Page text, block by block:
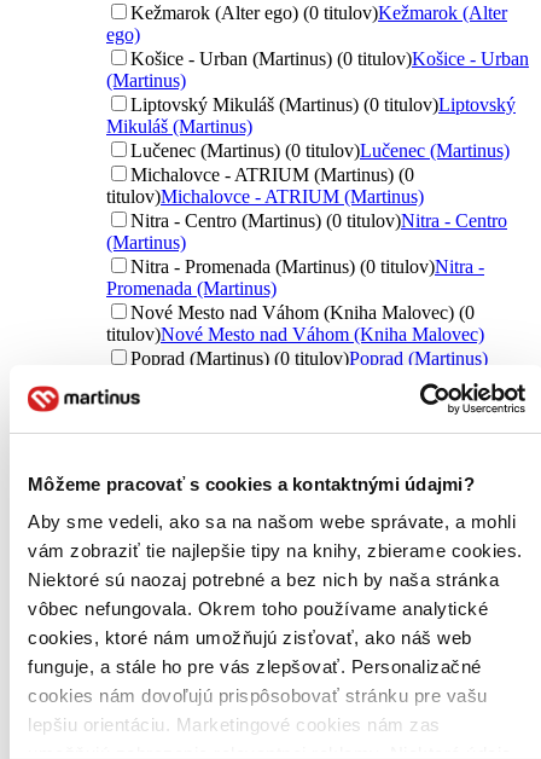
Môžeme pracovať s cookies a kontaktnými údajmi?
Aby sme vedeli, ako sa na našom webe správate, a mohli
vám zobraziť tie najlepšie tipy na knihy, zbierame cookies.
Niektoré sú naozaj potrebné a bez nich by naša stránka
vôbec nefungovala. Okrem toho používame analytické
cookies, ktoré nám umožňujú zisťovať, ako náš web
funguje, a stále ho pre vás zlepšovať. Personalizačné
cookies nám dovoľujú prispôsobovať stránku pre vašu
lepšiu orientáciu. Marketingové cookies nám zas
Kežmarok (Alter ego) (0 titulov)Kežmarok (Alter
ego)
Košice - Urban (Martinus) (0 titulov)Košice - Urban
(Martinus)
Liptovský Mikuláš (Martinus) (0 titulov)Liptovský
Mikuláš (Martinus)
Lučenec (Martinus) (0 titulov)Lučenec (Martinus)
Michalovce - ATRIUM (Martinus) (0
titulov)Michalovce - ATRIUM (Martinus)
Nitra - Centro (Martinus) (0 titulov)Nitra - Centro
(Martinus)
Nitra - Promenada (Martinus) (0 titulov)Nitra -
Promenada (Martinus)
Nové Mesto nad Váhom (Kniha Malovec) (0
titulov)Nové Mesto nad Váhom (Kniha Malovec)
Poprad (Martinus) (0 titulov)Poprad (Martinus)
Považská Bystrica (Martinus) (0 titulov)Považská
Bystrica (Martinus)
Prešov (Martinus) (0 titulov)Prešov (Martinus)
Zvolen (Martinus) (0 titulov)Zvolen (Martinus)
Nové / čítané
nová (0 titulov)
nová
čítaná (0 titulov)
čítaná - výborný stav (0 titulov)čítaná - výborný stav
čítaná - mierne opotrebovaná (0 titulov)čítaná - mierne
opotrebovaná
čítané verzie vypredaných kníh (0 titulov)čítané verzie